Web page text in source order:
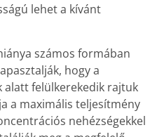
lehet a kívánt
számos formában
hogy a
alatt felülkerekedik rajtuk
a maximális teljesítmény
nehézségekkel